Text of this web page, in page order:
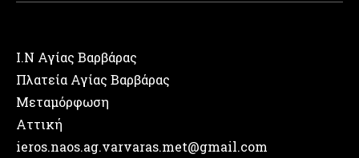
Ι.Ν Αγίας Βαρβάρας
Πλατεία Αγίας Βαρβάρας
Μεταμόρφωση
Αττική
ieros.naos.ag.varvaras.met@gmail.com